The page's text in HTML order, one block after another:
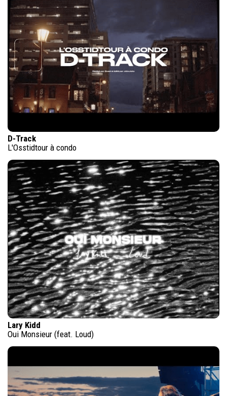
D-Track
L'Osstidtour à condo
Lary Kidd
Oui Monsieur (feat. Loud)